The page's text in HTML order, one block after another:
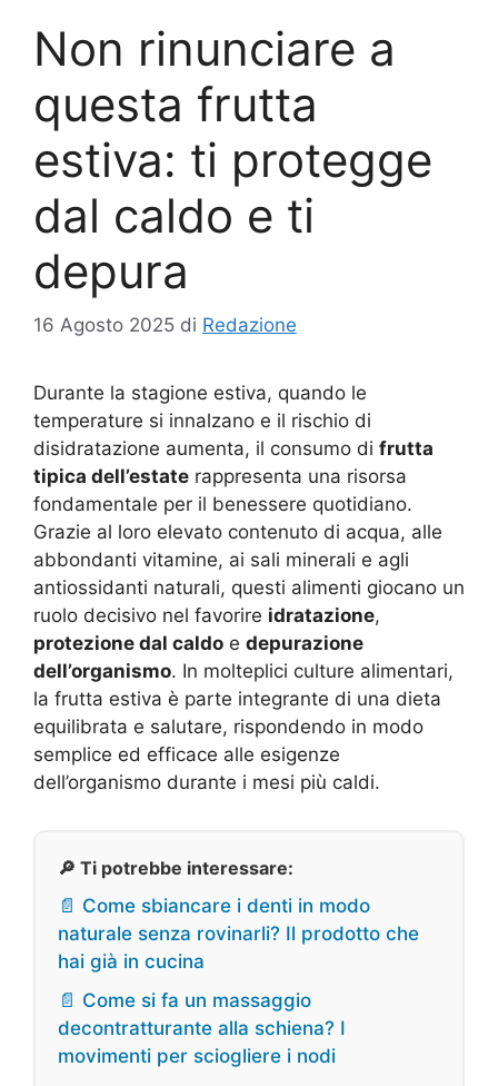
Non rinunciare a
questa frutta
estiva: ti protegge
dal caldo e ti
depura
16 Agosto 2025 di Redazione
Durante la stagione estiva, quando le
temperature si innalzano e il rischio di
disidratazione aumenta, il consumo di frutta
tipica dell’estate rappresenta una risorsa
fondamentale per il benessere quotidiano.
Grazie al loro elevato contenuto di acqua, alle
abbondanti vitamine, ai sali minerali e agli
antiossidanti naturali, questi alimenti giocano un
ruolo decisivo nel favorire idratazione,
protezione dal caldo e depurazione
dell’organismo. In molteplici culture alimentari,
la frutta estiva è parte integrante di una dieta
equilibrata e salutare, rispondendo in modo
semplice ed efficace alle esigenze
dell’organismo durante i mesi più caldi.
🔎 Ti potrebbe interessare:
📄 Come sbiancare i denti in modo
naturale senza rovinarli? Il prodotto che
hai già in cucina
📄 Come si fa un massaggio
decontratturante alla schiena? I
movimenti per sciogliere i nodi